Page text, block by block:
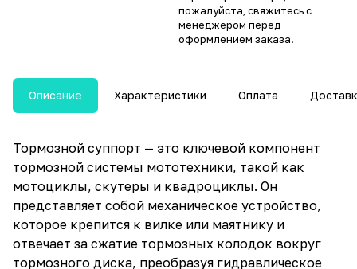
пожалуйста, свяжитесь с
менеджером перед
оформлением заказа.
Описание Характеристики Оплата
Тормозной суппорт — это ключевой компонент
тормозной системы мототехники, такой как
мотоциклы, скутеры и квадроциклы. Он
представляет собой механическое устройство,
которое крепится к вилке или маятнику и
отвечает за сжатие тормозных колодок вокруг
тормозного диска, преобразуя гидравлическое